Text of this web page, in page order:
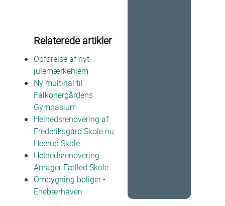
Relaterede artikler
Opførelse af nyt
julemærkehjem
Ny multihal til
Falkonergårdens
Gymnasium
Helhedsrenovering af
Frederiksgård Skole nu
Heerup Skole
Helhedsrenovering
Amager Fælled Skole
Ombygning boliger -
Enebærhaven